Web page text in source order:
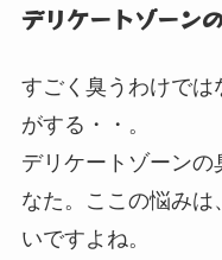
デリケートゾーン
すごく臭うわけで
がする・・。
デリケートゾーン
なた。ここの悩みは
いですよね。